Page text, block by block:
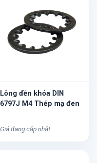
Lông đền khóa DIN
6797J M4 Thép mạ đen
Giá đang cập nhật